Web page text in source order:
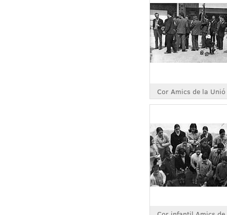
Cor Amics de la Unió